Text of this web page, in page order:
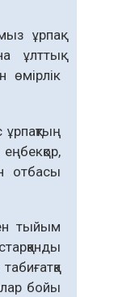
ұрпақ
ұлттық
өмірлік
ұрпақтың
отбасы
тыйым
бойы